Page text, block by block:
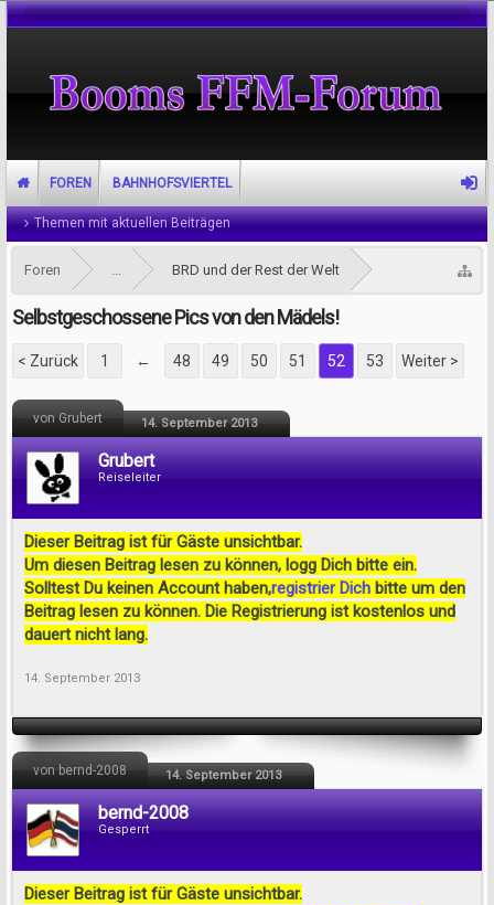
Foren ... BRD und der Rest der Welt
Selbstgeschossene Pics von den Mädels!
< Zurück 1 ← 48 49 50 51 52 53 Weiter >
von Grubert 14. September 2013
Grubert
Reiseleiter
Dieser Beitrag ist für Gäste unsichtbar.
Um diesen Beitrag lesen zu können, logg Dich bitte ein.
Solltest Du keinen Account haben,registrier Dich bitte um den
Beitrag lesen zu können. Die Registrierung ist kostenlos und
dauert nicht lang.
14. September 2013
von bernd-2008 14. September 2013
bernd-2008
Gesperrt
Dieser Beitrag ist für Gäste unsichtbar.
FOREN
Themen mit aktuellen Beiträgen
BAHNHOFSVIERTEL